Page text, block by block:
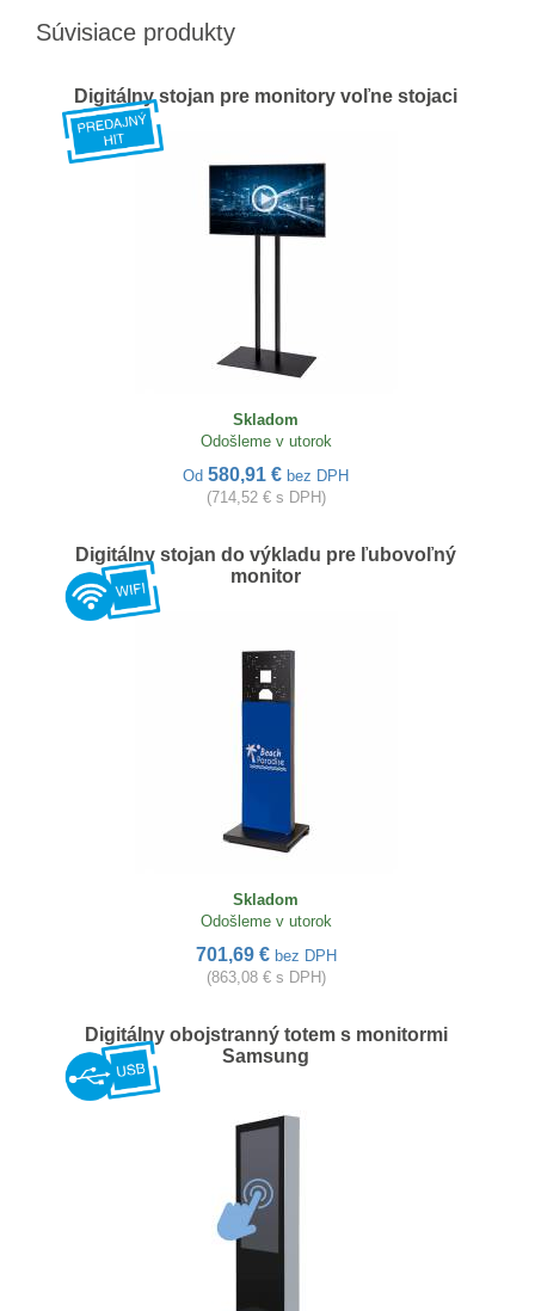
Súvisiace produkty
Digitálny stojan pre monitory voľne stojaci
Skladom
Odošleme v utorok
Od 580,91 € bez DPH
(714,52 € s DPH)
Digitálny stojan do výkladu pre ľubovoľný
monitor
Skladom
Odošleme v utorok
701,69 € bez DPH
(863,08 € s DPH)
Digitálny obojstranný totem s monitormi
Samsung